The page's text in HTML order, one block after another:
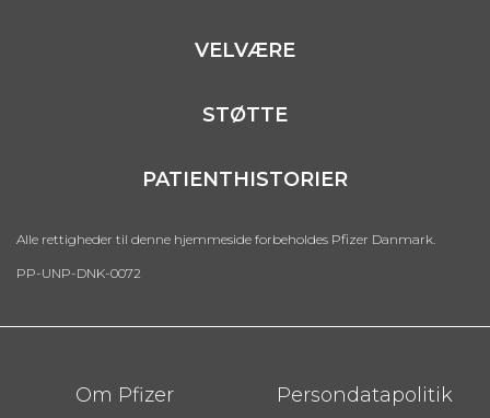
VELVÆRE
STØTTE
PATIENTHISTORIER
Alle rettigheder til denne hjemmeside forbeholdes Pfizer Danmark.
PP-UNP-DNK-0072
FooterOm Pfizer Persondatapolitik